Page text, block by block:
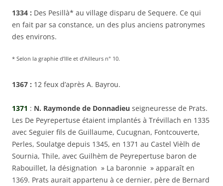
1334 : Des Pesillà* au village disparu de Sequere. Ce qui
en fait par sa constance, un des plus anciens patronymes
des environs.
* Selon la graphie d’Ille et d’Ailleurs n° 10.
1367 : 12 feux d’après A. Bayrou.
1371 : N. Raymonde de Donnadieu seigneuresse de Prats.
Les De Peyrepertuse étaient implantés à Trévillach en 1335
avec Seguier fils de Guillaume, Cucugnan, Fontcouverte,
Perles, Soulatge depuis 1345, en 1371 au Castel Vièlh de
Sournia, Thile, avec Guilhèm de Peyrepertuse baron de
Rabouillet, la désignation » La baronnie » apparaît en
1369. Prats aurait appartenu à ce dernier, père de Bernard